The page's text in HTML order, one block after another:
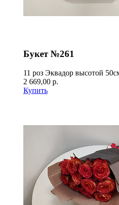
Букет №261
11 роз Эквадор высотой
2 669,00 р.
Купить